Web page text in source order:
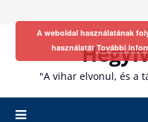
"A vihar elvonul, és a
A weboldal használatának
használatátTovábbi